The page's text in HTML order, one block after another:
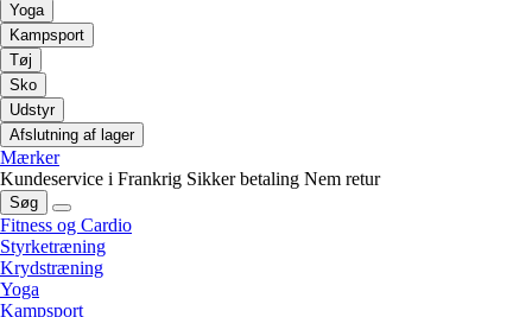
Yoga
Kampsport
Tøj
Sko
Udstyr
Afslutning af lager
Mærker
Kundeservice i Frankrig Sikker betaling Nem retur
Søg
Fitness og Cardio
Styrketræning
Krydstræning
Yoga
Kampsport